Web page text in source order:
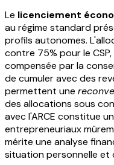
Le licenciement
au régime standard
profils autonomes.
contre 75% pour le
compensée par la
de cumuler avec des
permettent une
des allocations sous
avec l'ARCE constitue
entrepreneuriaux
mérite une analyse
situation personnelle et